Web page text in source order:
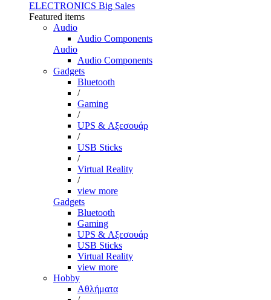
ELECTRONICS Big Sales
Featured items
Audio
Audio Components
Audio
Audio Components
Gadgets
Bluetooth
/
Gaming
/
UPS & Αξεσουάρ
/
USB Sticks
/
Virtual Reality
/
view more
Gadgets
Bluetooth
Gaming
UPS & Αξεσουάρ
USB Sticks
Virtual Reality
view more
Hobby
Αθλήματα